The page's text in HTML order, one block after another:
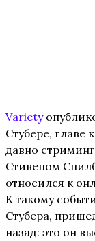
Variety
Стубере, главе
давно
Стивеном
относился к
К такому
Стубера,
назад: это он